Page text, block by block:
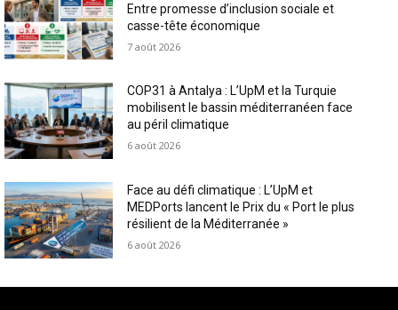
Entre promesse d’inclusion sociale et
casse-tête économique
7 août 2026
COP31 à Antalya : L’UpM et la Turquie
mobilisent le bassin méditerranéen face
au péril climatique
6 août 2026
Face au défi climatique : L’UpM et
MEDPorts lancent le Prix du « Port le plus
résilient de la Méditerranée »
6 août 2026